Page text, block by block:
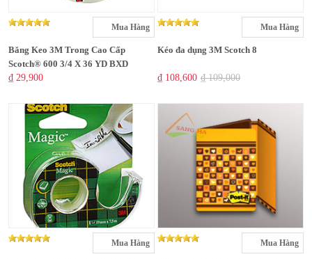
Mua Hàng
Băng Keo 3M Trong Cao Cấp
Scotch® 600 3/4 X 36 YD BXD
₫ 29,900
Mua Hàng
Kéo đa dụng 3M Scotch 8
₫ 108,600 ₫ 109,000
Mua Hàng Mua Hàng